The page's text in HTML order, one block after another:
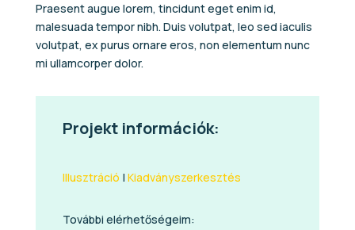
Praesent augue lorem, tincidunt eget enim id,
malesuada tempor nibh. Duis volutpat, leo sed iaculis
volutpat, ex purus ornare eros, non elementum nunc
mi ullamcorper dolor.
Projekt információk:
Illusztráció | Kiadványszerkesztés
További elérhetőségeim: